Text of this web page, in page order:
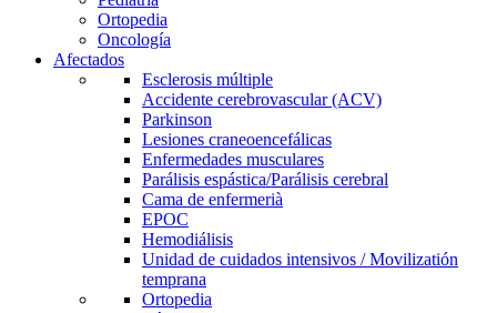
Ortopedia
Oncología
Afectados
Esclerosis múltiple
Accidente cerebrovascular (ACV)
Parkinson
Lesiones craneoencefálicas
Enfermedades musculares
Parálisis espástica/Parálisis cerebral
Cama de enfermerià
EPOC
Hemodiálisis
Unidad de cuidados intensivos / Movilizatión
temprana
Ortopedia